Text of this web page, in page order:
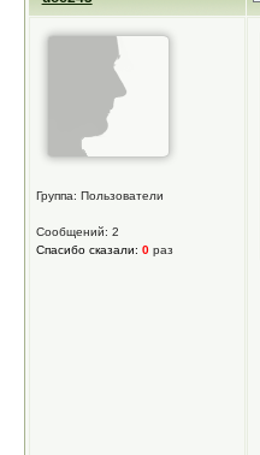
Группа: Пользователи
Сообщений: 2
Спасибо сказали: 0раз